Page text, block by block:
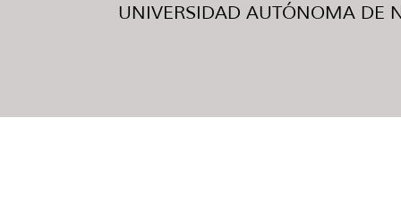
UNIVERSIDAD AUTÓNOMA DE